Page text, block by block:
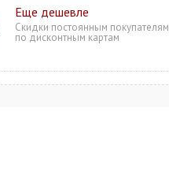
Еще дешевле
Скидки постоянным покупателям
по дисконтным картам